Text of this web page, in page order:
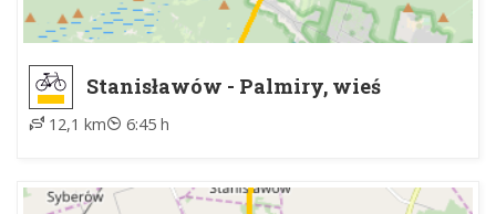
Stanisławów - Palmiry, wieś
12,1 km 6:45 h